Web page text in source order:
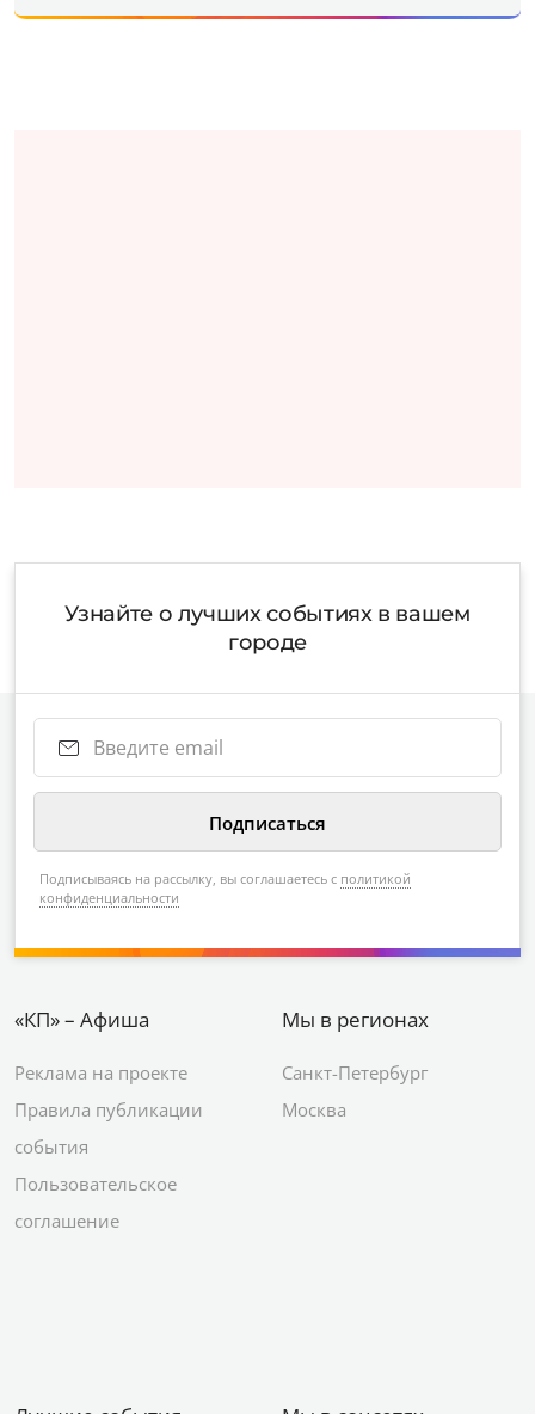
Узнайте о лучших событиях в вашем
городе
Подписываясь на рассылку, вы соглашаетесь с политикой
конфиденциальности
«КП» – Афиша
Реклама на проекте
Правила публикации
события
Пользовательское
соглашение
Мы в регионах
Санкт-Петербург
Москва